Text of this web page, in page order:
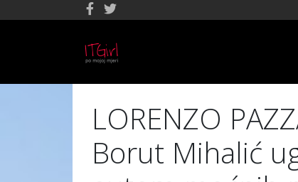
LORENZO
Borut Mihalić